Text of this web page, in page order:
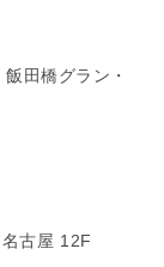
田橋グラン・
古屋 12F